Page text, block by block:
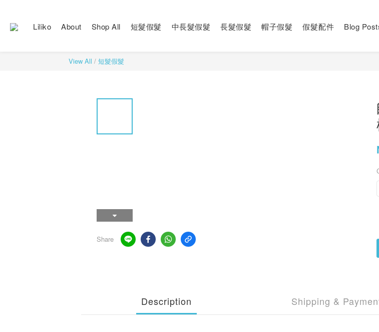
Liliko About Shop All 短髮假髮 中長髮假髮 長髮假髮 帽子假髮 假髮配件 Blog
View All / 短髮假髮
Share
Description Shipping &